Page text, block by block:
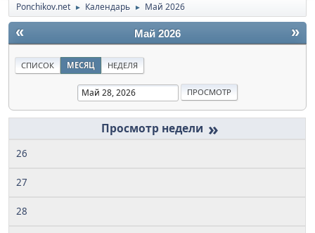
Ponchikov.net ► Календарь ► Май 2026
« »
Май 2026
СПИСОК МЕСЯЦ НЕДЕЛЯ
»
26
27
28